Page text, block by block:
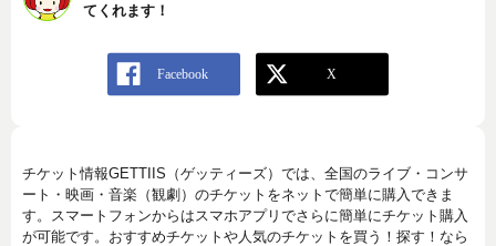
てくれます！
チケット情報GETTIIS（ゲッティーズ）では、全国のライブ・コンサ
ート・映画・音楽（観劇）のチケットをネットで簡単に購入できま
す。スマートフォンからはスマホアプリでさらに簡単にチケット購入
が可能です。おすすめチケットや人気のチケットを買う！探す！なら